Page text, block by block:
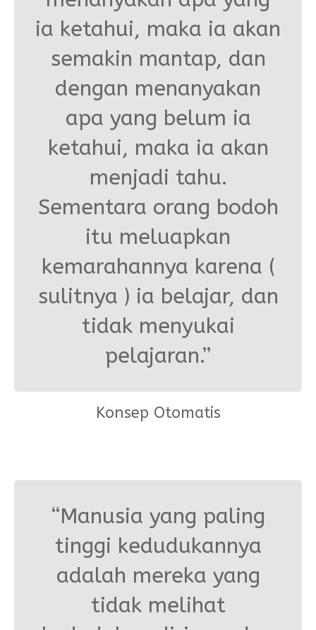
SOP Usulan Pensiun
SOP Pengelola Keuangan
Siswa
Alumni
Download
Akademik
Kalender Akademik
ia ketahui, maka ia akan
semakin mantap, dan
dengan menanyakan
apa yang belum ia
ketahui, maka ia akan
menjadi tahu.
Sementara orang bodoh
itu meluapkan
kemarahannya karena (
sulitnya ) ia belajar, dan
tidak menyukai
pelajaran.”
Konsep Otomatis
“Manusia yang paling
tinggi kedudukannya
adalah mereka yang
tidak melihat